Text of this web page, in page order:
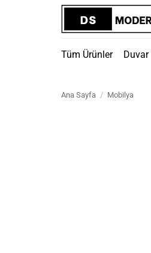
Tüm Ürünler Duvar
Ana Sayfa / Mobilya